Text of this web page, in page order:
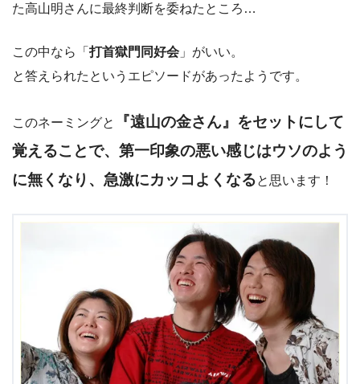
た高山明さんに最終判断を委ねたところ…
この中なら「 打首獄門同好会 」がいい。
と答えられたというエピソードがあったようです。
このネーミングと
『遠山の金さん』をセットにして
覚えることで、第一印象の悪い感じはウソのよう
に無くなり、急激にカッコよくなると思います！